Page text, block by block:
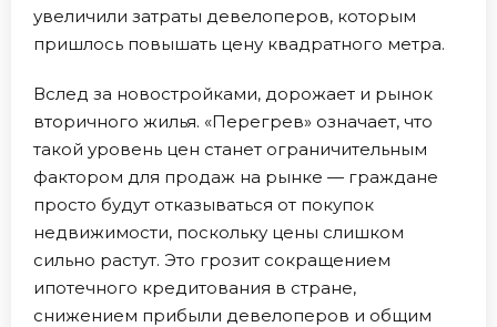
увеличили затраты девелоперов, которым
пришлось повышать цену квадратного метра.
Вслед за новостройками, дорожает и рынок
вторичного жилья. «Перегрев» означает, что
такой уровень цен станет ограничительным
фактором для продаж на рынке — граждане
просто будут отказываться от покупок
недвижимости, поскольку цены слишком
сильно растут. Это грозит сокращением
ипотечного кредитования в стране,
снижением прибыли девелоперов и общим